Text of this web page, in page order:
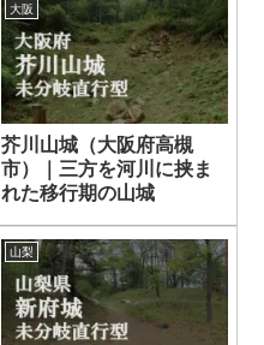
大阪
芥川山城（大阪府高槻
市）｜三方を河川に挟ま
れた移行期の山城
山梨